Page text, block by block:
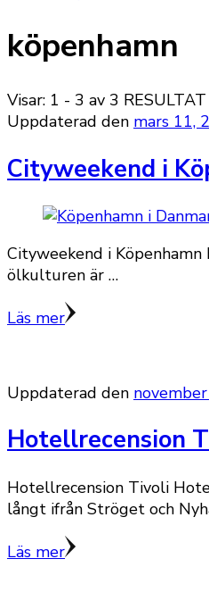
köpenhamn
Visar: 1 - 3 av 3 RESULTAT
Uppdaterad den mars 11,
Cityweekend i
Cityweekend i
ölkulturen är …
Läs mer
Uppdaterad den
Hotellrecension
Hotellrecension Tivoli
långt ifrån Ströget och
Läs mer